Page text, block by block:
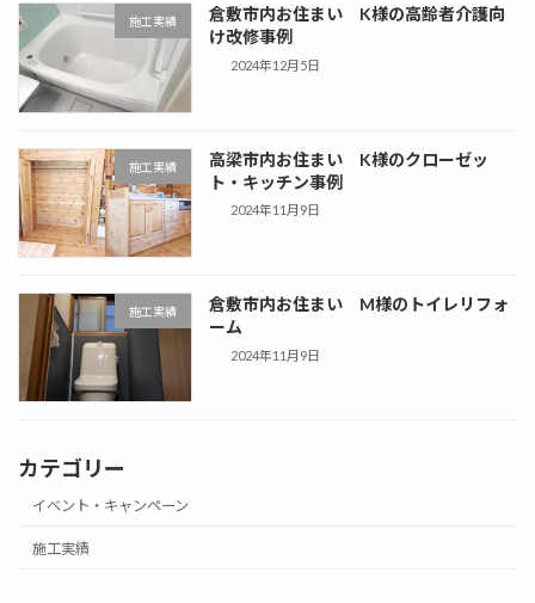
施工実績
倉敷市内お住まい K様の高齢者介護向
け改修事例
2024年12月5日
施工実績
高梁市内お住まい K様のクローゼッ
ト・キッチン事例
2024年11月9日
施工実績
倉敷市内お住まい M様のトイレリフォ
ーム
2024年11月9日
カテゴリー
イベント・キャンペーン
施工実績